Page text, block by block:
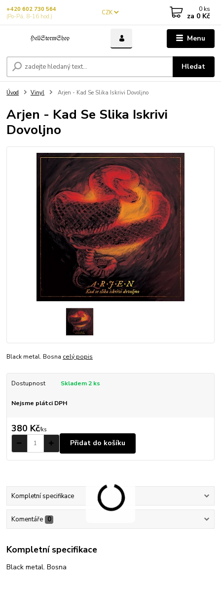
Menu
CZK
Hledat
+420 602 730 564
(Po-Pá, 8-16 hod.)
0 ks
za 0 Kč
Úvod Vinyl Arjen - Kad Se Slika Iskrivi Dovoljno
Arjen - Kad Se Slika Iskrivi
Dovoljno
Black metal. Bosna celý popis
Dostupnost Skladem 2 ks
Nejsme plátci DPH
380 Kč/ks
Přidat do košíku
Kompletní specifikace
Komentáře 0
Kompletní specifikace
Black metal. Bosna